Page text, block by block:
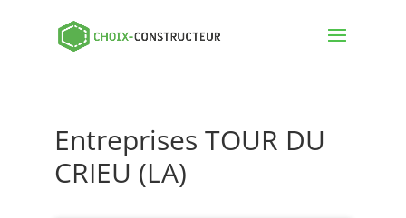
Entreprises TOUR DU
CRIEU (LA)